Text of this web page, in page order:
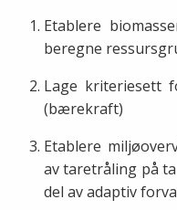
Etablere
beregne
Lage kriteriesett
(bærekraft)
Etablere
av taretråling på
del av adaptiv